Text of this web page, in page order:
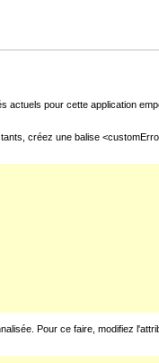
pour cette application
créez une balise
Pour ce faire, modifiez